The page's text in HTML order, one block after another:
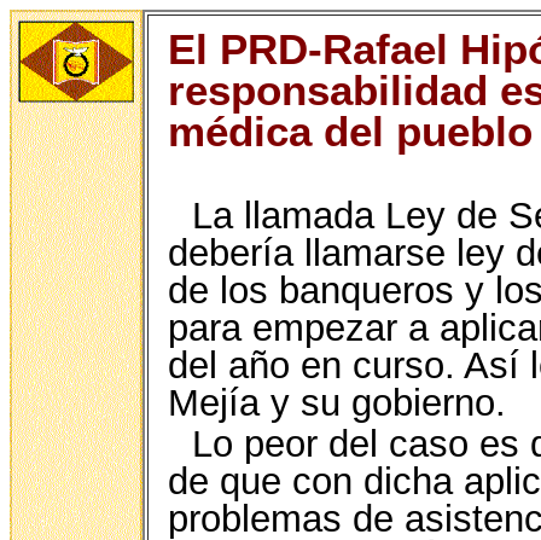
El PRD-Rafael
responsabilidad
médica del pueblo
La llamada Ley de
debería llamarse ley
de los banqueros y
para empezar a
del año en curso. Así
Mejía y su gobierno.
Lo peor del caso es
de que con dicha
problemas de